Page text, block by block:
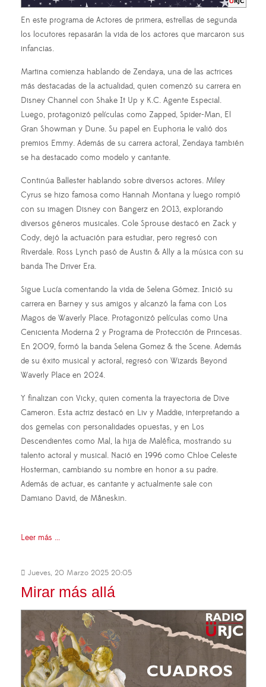
En este programa de Actores de primera, estrellas de segunda
los locutores repasarán la vida de los actores que marcaron sus
infancias.
Martina comienza hablando de Zendaya, una de las actrices
más destacadas de la actualidad, quien comenzó su carrera en
Disney Channel con Shake It Up y K.C. Agente Especial.
Luego, protagonizó películas como Zapped, Spider-Man, El
Gran Showman y Dune. Su papel en Euphoria le valió dos
premios Emmy. Además de su carrera actoral, Zendaya también
se ha destacado como modelo y cantante.
Continúa Ballester hablando sobre diversos actores. Miley
Cyrus se hizo famosa como Hannah Montana y luego rompió
con su imagen Disney con Bangerz en 2013, explorando
diversos géneros musicales. Cole Sprouse destacó en Zack y
Cody, dejó la actuación para estudiar, pero regresó con
Riverdale. Ross Lynch pasó de Austin & Ally a la música con su
banda The Driver Era.
Sigue Lucía comentando la vida de Selena Gómez. Inició su
carrera en Barney y sus amigos y alcanzó la fama con Los
Magos de Waverly Place. Protagonizó películas como Una
Cenicienta Moderna 2 y Programa de Protección de Princesas.
En 2009, formó la banda Selena Gomez & the Scene. Además
de su éxito musical y actoral, regresó con Wizards Beyond
Waverly Place en 2024.
Y finalizan con Vicky, quien comenta la trayectoria de Dive
Cameron. Esta actriz destacó en Liv y Maddie, interpretando a
dos gemelas con personalidades opuestas, y en Los
Descendientes como Mal, la hija de Maléfica, mostrando su
talento actoral y musical. Nació en 1996 como Chloe Celeste
Hosterman, cambiando su nombre en honor a su padre.
Además de actuar, es cantante y actualmente sale con
Damiano David, de Måneskin.
Leer más ...
Jueves, 20 Marzo 2025 20:05
Mirar más allá